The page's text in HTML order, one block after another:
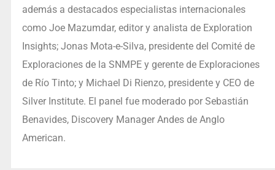
además a destacados especialistas internacionales
como Joe Mazumdar, editor y analista de Exploration
Insights; Jonas Mota-e-Silva, presidente del Comité de
Exploraciones de la SNMPE y gerente de Exploraciones
de Río Tinto; y Michael Di Rienzo, presidente y CEO de
Silver Institute. El panel fue moderado por Sebastián
Benavides, Discovery Manager Andes de Anglo
American.